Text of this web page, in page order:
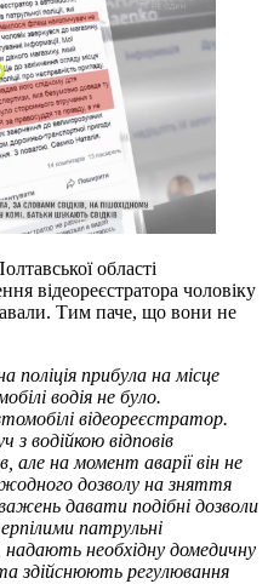
області
відеореєстратора чоловіку
Тим паче, що вони не
прибула на місце
водія не було.
відеореєстратор.
з водійкою відповів
на момент аварії він не
жодного дозволу на зняття
давати подібні дозволи
патрульні
надають необхідну домедичну
здійснюють регулювання